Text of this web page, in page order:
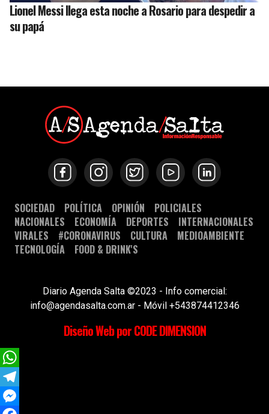
Lionel Messi llega esta noche a Rosario para despedir a
su papá
SOCIEDAD POLÍTICA OPINIÓN
POLICIALES
NACIONALES
ECONOMÍA DEPORTES
INTERNACIONALES
VIRALES
#CORONAVIRUS CULTURA
MEDIOAMBIENTE
TECNOLOGÍA
FOOD & DRINK'S
Diario Agenda Salta ©2023 - Info comercial:
info@agendasalta.com.ar - Móvil +543874412346
Diseño Web por CODE DIMENSION
WhatsApp
Telegram